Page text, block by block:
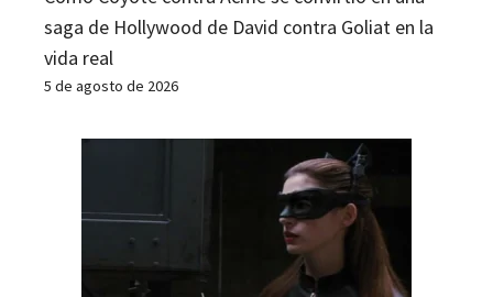
saga de Hollywood de David contra Goliat en la
vida real
5 de agosto de 2026